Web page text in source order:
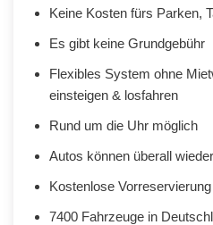
Keine Kosten fürs Parken,
Es gibt keine Grundgebühr
Flexibles System ohne
einsteigen & losfahren
Rund um die Uhr möglich
Autos können überall
Kostenlose
7400 Fahrzeuge in